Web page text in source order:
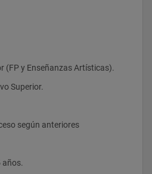
Segundo cuatrimestre Tipo
Adolescencia
Humano
(FP y Enseñanzas Artísticas).
Superior.
según anteriores
años.